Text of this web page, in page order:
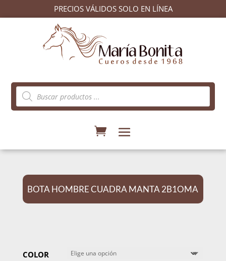
PRECIOS VÁLIDOS SOLO EN LÍNEA
Búsqueda
de
productos
BOTA HOMBRE CUADRA MANTA 2B1OMA
COLOR